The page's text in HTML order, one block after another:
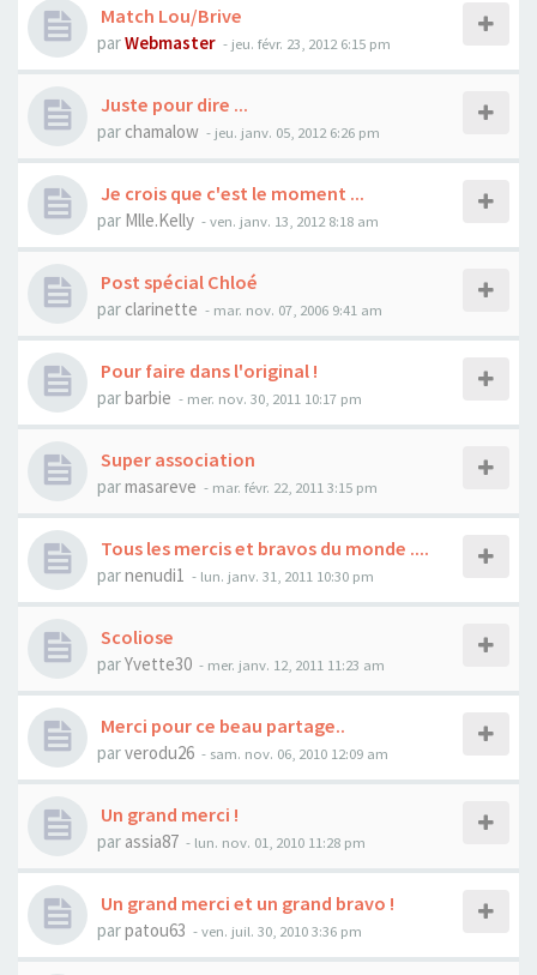
Match Lou/Brive
parWebmaster - jeu. févr. 23, 2012 6:15 pm
Juste pour dire ...
par chamalow - jeu. janv. 05, 2012 6:26 pm
Je crois que c'est le moment ...
par Mlle.Kelly - ven. janv. 13, 2012 8:18 am
Post spécial Chloé
par clarinette - mar. nov. 07, 2006 9:41 am
Pour faire dans l'original !
parbarbie - mer. nov. 30, 2011 10:17 pm
Super association
parmasareve - mar. févr. 22, 2011 3:15 pm
Tous les mercis et bravos du monde ....
parnenudi1 - lun. janv. 31, 2011 10:30 pm
Scoliose
parYvette30 - mer. janv. 12, 2011 11:23 am
Merci pour ce beau partage..
parverodu26 - sam. nov. 06, 2010 12:09 am
Un grand merci !
par assia87 - lun. nov. 01, 2010 11:28 pm
Un grand merci et un grand bravo !
parpatou63 - ven. juil. 30, 2010 3:36 pm